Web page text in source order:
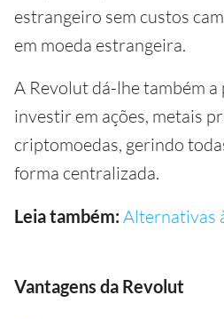
estrangeiro sem custos
em moeda estrangeira.
A Revolut dá-lhe também
investir em ações, metais
criptomoedas, gerindo
forma centralizada.
Leia também: Alternativas
Vantagens da Revolut